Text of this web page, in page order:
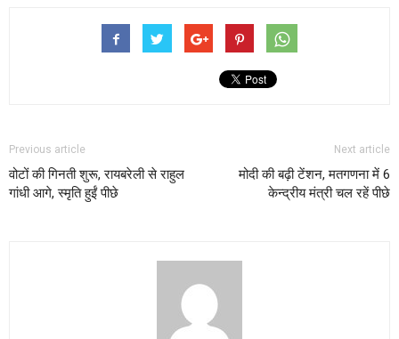
Previous article
वोटों की गिनती शुरू, रायबरेली से राहुल
गांधी आगे, स्मृति हुईं पीछे
Next article
मोदी की बढ़ी टेंशन, मतगणना में 6
केन्द्रीय मंत्री चल रहें पीछे